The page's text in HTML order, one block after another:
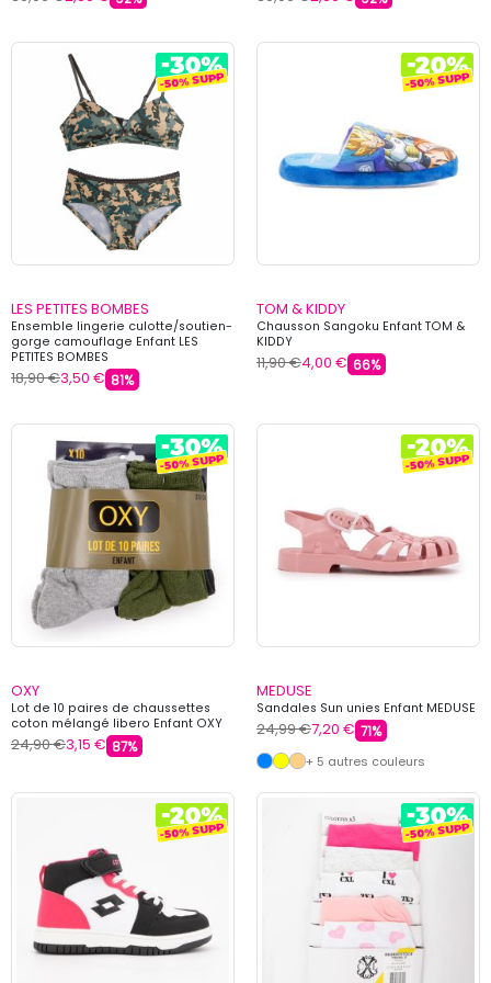
LES PETITES BOMBES
Ensemble lingerie culotte/soutien-
gorge camouflage Enfant LES
PETITES BOMBES
18,90 €3,50 € 81%
TOM & KIDDY
Chausson Sangoku Enfant TOM &
KIDDY
11,90 €4,00 € 66%
OXY
Lot de 10 paires de chaussettes
coton mélangé libero Enfant OXY
24,90 €3,15 € 87%
MEDUSE
Sandales Sun unies Enfant MEDUSE
24,99 €7,20 € 71%
+ 5 autres couleurs